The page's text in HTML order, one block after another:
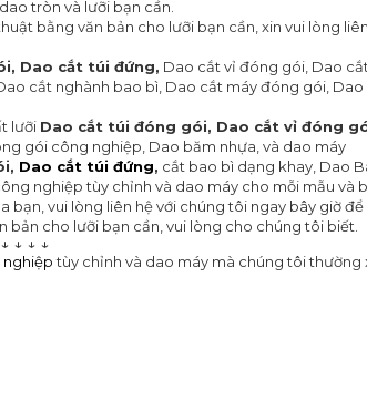
tròn và lưỡi bạn cần.
bằng văn bản cho lưỡi bạn cần, xin vui lòng
Dao cắt túi đứng, Dao cắt vỉ đóng gói, Dao
cắt nghành bao bì, Dao cắt máy đóng gói,
lưỡi Dao cắt túi đóng gói, Dao cắt vỉ đóng
gói công nghiệp, Dao băm nhựa, và dao máy
Dao cắt túi đứng, cắt bao bì dạng khay, Dao
nghiệp tùy chỉnh và dao máy cho mỗi mẫu và
vui lòng liên hệ với chúng tôi ngay bây giờ
cho lưỡi bạn cần, vui lòng cho chúng tôi biết.
↓ ↓ ↓
nghiệptùy chỉnh và dao máy mà chúng tôi thường